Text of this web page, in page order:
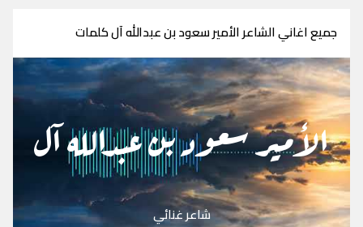
جميع اغاني الشاعر الأمير سعود بن عبدالله آل كلمات
الأمير سعود بن عبدالله آل
شاعر غنائي